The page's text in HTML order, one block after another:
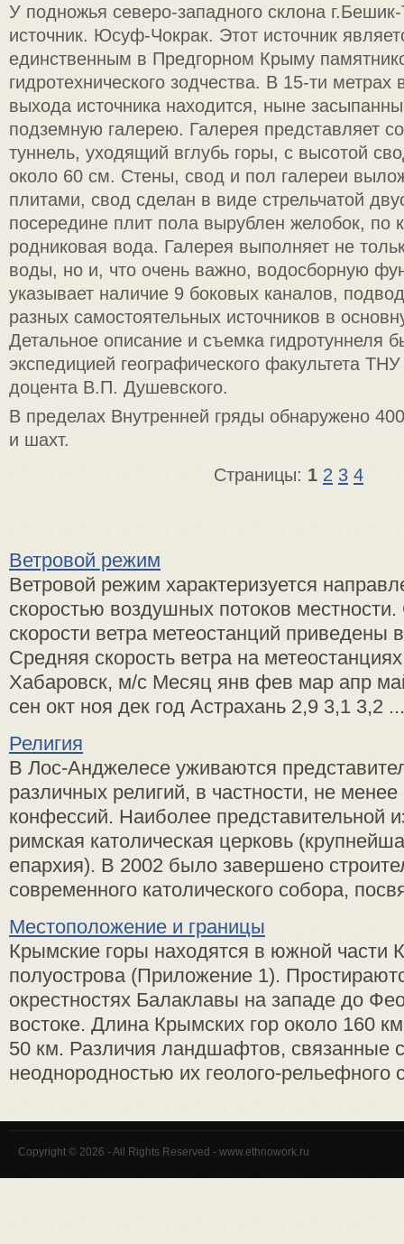
У подножья северо-западного склона
источник. Юсуф-Чокрак. Этот источник
единственным в Предгорном Крыму
гидротехнического зодчества. В 15-ти
выхода источника находится, ныне
подземную галерею. Галерея представляет
туннель, уходящий вглубь горы, с высотой
около 60 см. Стены, свод и пол галереи
плитами, свод сделан в виде стрельчатой
посередине плит пола вырублен желобок, по
родниковая вода. Галерея выполняет не
воды, но и, что очень важно, водосборную
указывает наличие 9 боковых каналов,
разных самостоятельных источников в
Детальное описание и съемка гидротуннеля
экспедицией географического факультета
доцента В.П. Душевского.
В пределах Внутренней гряды обнаружено
и шахт.
Страницы: 1 2 3 4
Ветровой режим
Ветровой режим характеризуется
скоростью воздушных потоков
скорости ветра метеостанций приведены
Средняя скорость ветра на
Хабаровск, м/с Месяц янв фев мар апр
сен окт ноя дек год Астрахань 2,9 3,1 3,2 ...
Религия
В Лос-Анджелесе уживаются
различных религий, в частности, не менее
конфессий. Наиболее представительной
римская католическая церковь
епархия). В 2002 было завершено
современного католического собора,
Местоположение и границы
Крымские горы находятся в южной части
полуострова (Приложение 1).
окрестностях Балаклавы на западе до
востоке. Длина Крымских гор около 160
50 км. Различия ландшафтов, связанные с
неоднородностью их геолого-рельефного
Copyright © 2026 - All Rights Reserved - www.ethnowork.ru